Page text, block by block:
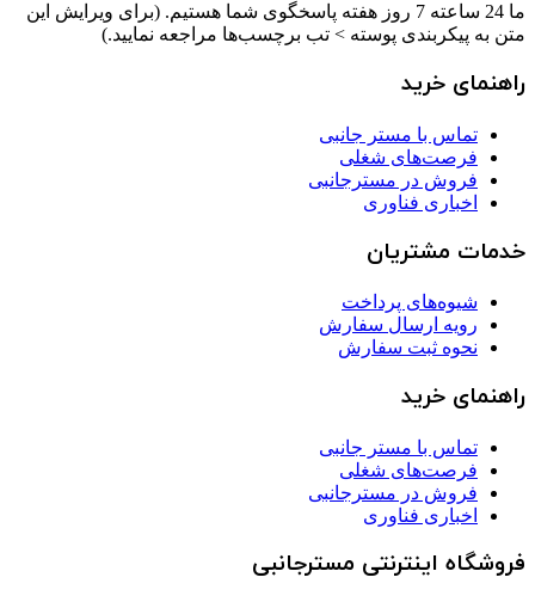
ما 24 ساعته 7 روز هفته پاسخگوی شما هستیم. (برای ویرایش این
متن به پیکربندی پوسته > تب برچسب‌ها مراجعه نمایید.)
راهنمای خرید
تماس با مستر جانبی
فرصت‌های شغلی
فروش در مسترجانبی
اخباری فناوری
خدمات مشتریان
شیوه‌های پرداخت
رویه ارسال سفارش
نحوه ثبت سفارش
راهنمای خرید
تماس با مستر جانبی
فرصت‌های شغلی
فروش در مسترجانبی
اخباری فناوری
فروشگاه اینترنتی مسترجانبی